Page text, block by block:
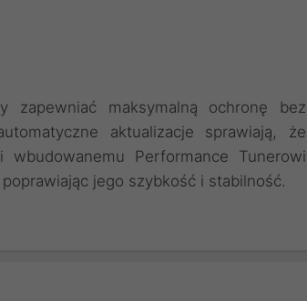
zapewniać maksymalną ochronę bez
aktualizacje sprawiają, że
Performance Tunerowi
jego szybkość i stabilność.